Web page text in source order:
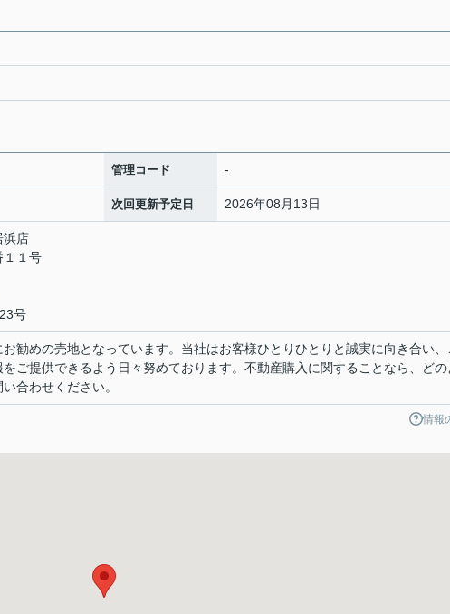
管理コード -
次回更新予定日 2026年08月13日
店
１１号
号
勧めの売地となっています。当社はお客様ひとりひとりと誠実に向き合い、
ご提供できるよう日々努めております。不動産購入に関することなら、どの
合わせください。
情報